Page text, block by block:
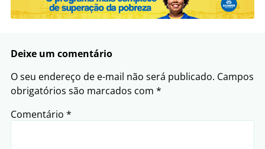
Deixe um comentário
O seu endereço de e-mail não será publicado. Campos
obrigatórios são marcados com *
Comentário *